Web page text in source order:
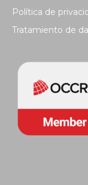
Política de
Tratamiento de